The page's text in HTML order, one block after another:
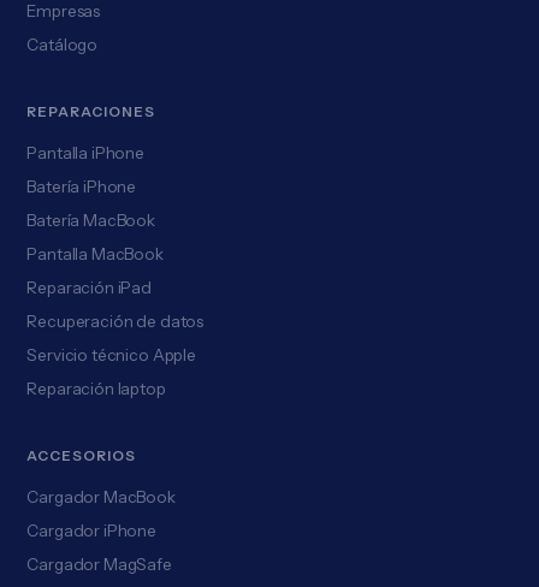
Empresas
Catálogo
REPARACIONES
Pantalla iPhone
Batería iPhone
Batería MacBook
Pantalla MacBook
Reparación iPad
Recuperación de datos
Servicio técnico Apple
Reparación laptop
ACCESORIOS
Cargador MacBook
Cargador iPhone
Cargador MagSafe